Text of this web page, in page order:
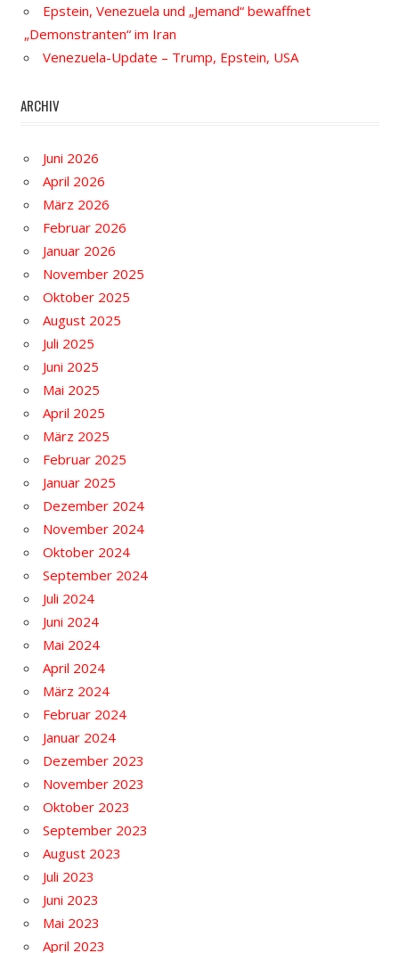
Epstein, Venezuela und „Jemand“ bewaffnet
„Demonstranten“ im Iran
Venezuela-Update – Trump, Epstein, USA
ARCHIV
Juni 2026
April 2026
März 2026
Februar 2026
Januar 2026
November 2025
Oktober 2025
August 2025
Juli 2025
Juni 2025
Mai 2025
April 2025
März 2025
Februar 2025
Januar 2025
Dezember 2024
November 2024
Oktober 2024
September 2024
Juli 2024
Juni 2024
Mai 2024
April 2024
März 2024
Februar 2024
Januar 2024
Dezember 2023
November 2023
Oktober 2023
September 2023
August 2023
Juli 2023
Juni 2023
Mai 2023
April 2023